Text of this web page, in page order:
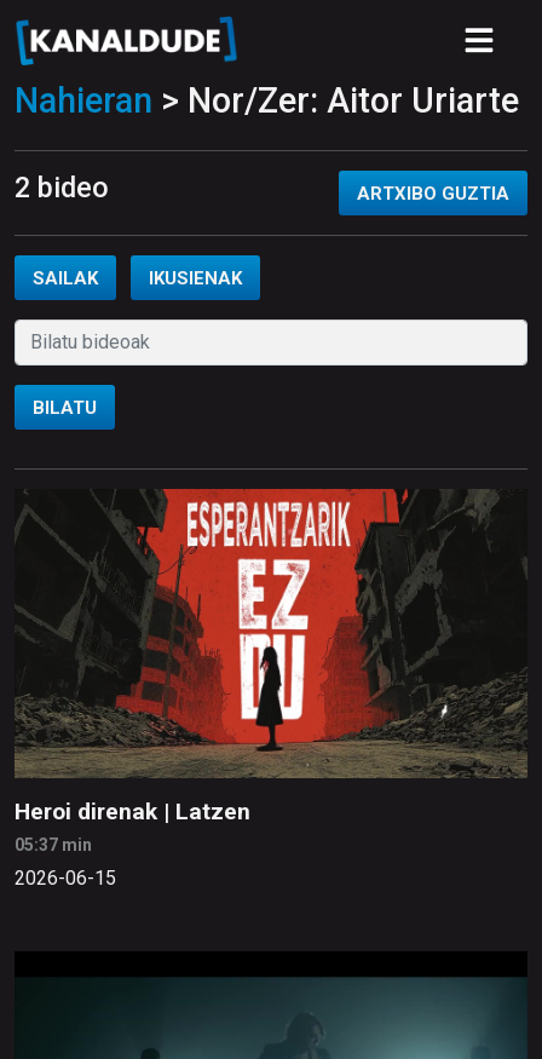
Nahieran > Nor/Zer: Aitor Uriarte
2 bideo ARTXIBO GUZTIA
SAILAK IKUSIENAK
BILATU
Heroi direnak | Latzen
05:37 min
2026-06-15